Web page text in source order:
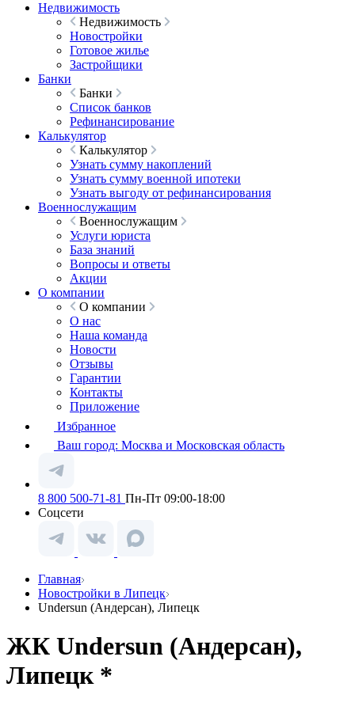
Недвижимость
Недвижимость
Новостройки
Готовое жилье
Застройщики
Банки
Банки
Список банков
Рефинансирование
Калькулятор
Калькулятор
Узнать сумму накоплений
Узнать сумму военной ипотеки
Узнать выгоду от рефинансирования
Военнослужащим
Военнослужащим
Услуги юриста
База знаний
Вопросы и ответы
Акции
О компании
О компании
О нас
Наша команда
Новости
Отзывы
Гарантии
Контакты
Приложение
Избранное
Ваш город: Москва и Московская область
8 800 500-71-81 Пн-Пт 09:00-18:00
Соцсети
Главная
Новостройки в Липецк
Undersun (Андерсан), Липецк
ЖК Undersun (Андерсан),
Липецк *